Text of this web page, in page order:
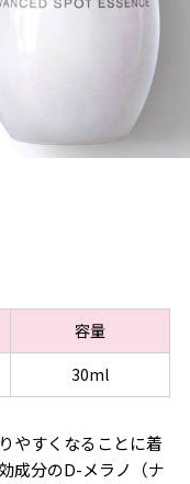
容量
30ml
やすくなることに着
成分のD-メラノ（ナ